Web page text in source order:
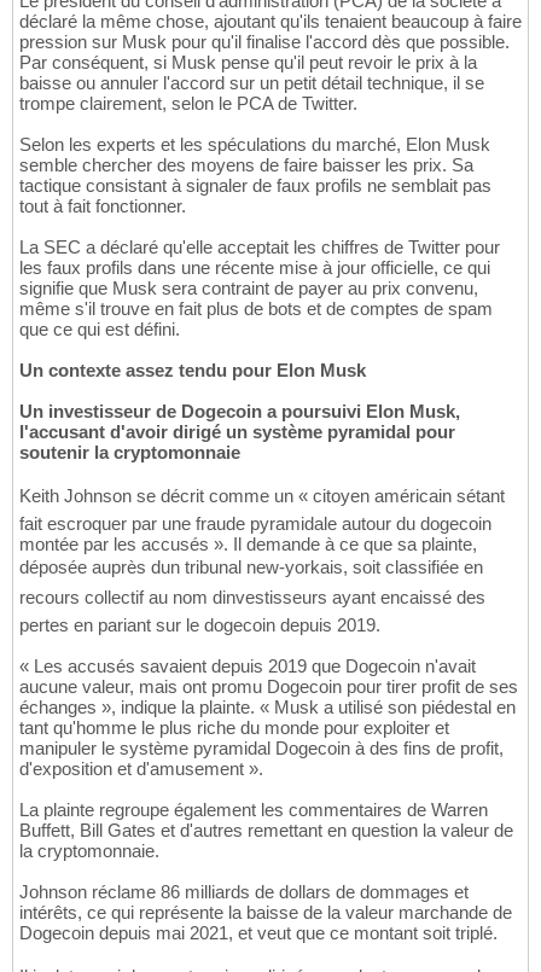
déclaré la même chose, ajoutant qu'ils tenaient beaucoup à faire
pression sur Musk pour qu'il finalise l'accord dès que possible.
Par conséquent, si Musk pense qu'il peut revoir le prix à la
baisse ou annuler l'accord sur un petit détail technique, il se
trompe clairement, selon le PCA de Twitter.
Selon les experts et les spéculations du marché, Elon Musk
semble chercher des moyens de faire baisser les prix. Sa
tactique consistant à signaler de faux profils ne semblait pas
tout à fait fonctionner.
La SEC a déclaré qu'elle acceptait les chiffres de Twitter pour
les faux profils dans une récente mise à jour officielle, ce qui
signifie que Musk sera contraint de payer au prix convenu,
même s'il trouve en fait plus de bots et de comptes de spam
que ce qui est défini.
Un contexte assez tendu pour Elon Musk
Un investisseur de Dogecoin a poursuivi Elon Musk,
l'accusant d'avoir dirigé un système pyramidal pour
soutenir la cryptomonnaie
Keith Johnson se décrit comme un « citoyen américain sétant
fait escroquer par une fraude pyramidale autour du dogecoin
montée par les accusés ». Il demande à ce que sa plainte,
déposée auprès dun tribunal new-yorkais, soit classifiée en
recours collectif au nom dinvestisseurs ayant encaissé des
pertes en pariant sur le dogecoin depuis 2019.
« Les accusés savaient depuis 2019 que Dogecoin n'avait
aucune valeur, mais ont promu Dogecoin pour tirer profit de ses
échanges », indique la plainte. « Musk a utilisé son piédestal en
tant qu'homme le plus riche du monde pour exploiter et
manipuler le système pyramidal Dogecoin à des fins de profit,
d'exposition et d'amusement ».
La plainte regroupe également les commentaires de Warren
Buffett, Bill Gates et d'autres remettant en question la valeur de
la cryptomonnaie.
Johnson réclame 86 milliards de dollars de dommages et
intérêts, ce qui représente la baisse de la valeur marchande de
Dogecoin depuis mai 2021, et veut que ce montant soit triplé.